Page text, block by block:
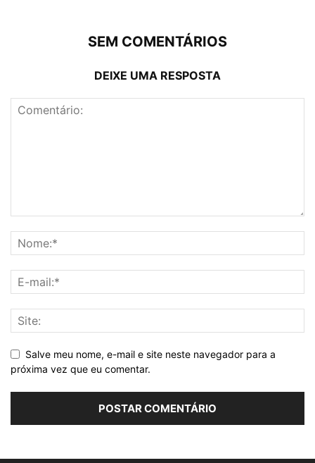
SEM COMENTÁRIOS
DEIXE UMA RESPOSTA
Salve meu nome, e-mail e site neste navegador para a
próxima vez que eu comentar.